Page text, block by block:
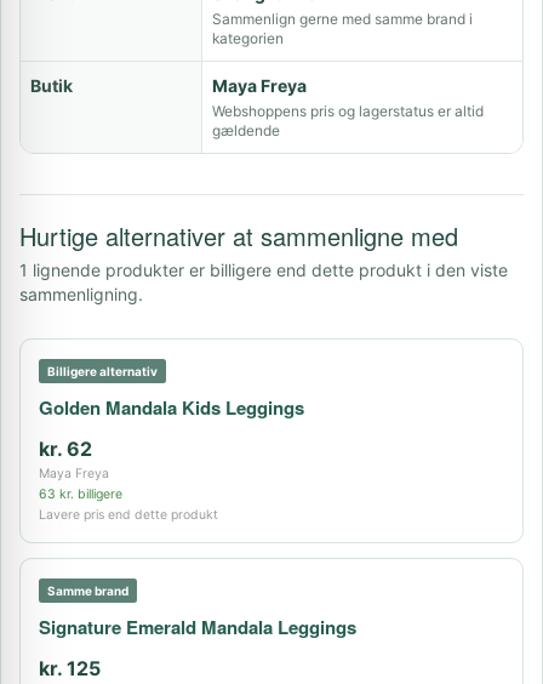
Sammenlign gerne med samme brand i
kategorien
Butik Maya Freya
Webshoppens pris og lagerstatus er altid
gældende
Hurtige alternativer at sammenligne med
1 lignende produkter er billigere end dette produkt i den viste
sammenligning.
Billigere alternativ
Golden Mandala Kids Leggings
kr. 62
Maya Freya
63 kr. billigere
Lavere pris end dette produkt
Samme brand
Signature Emerald Mandala Leggings
kr. 125